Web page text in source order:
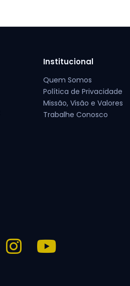
Institucional
Quem Somos
Política de Privacidade
Missão, Visão e Valores
Trabalhe Conosco